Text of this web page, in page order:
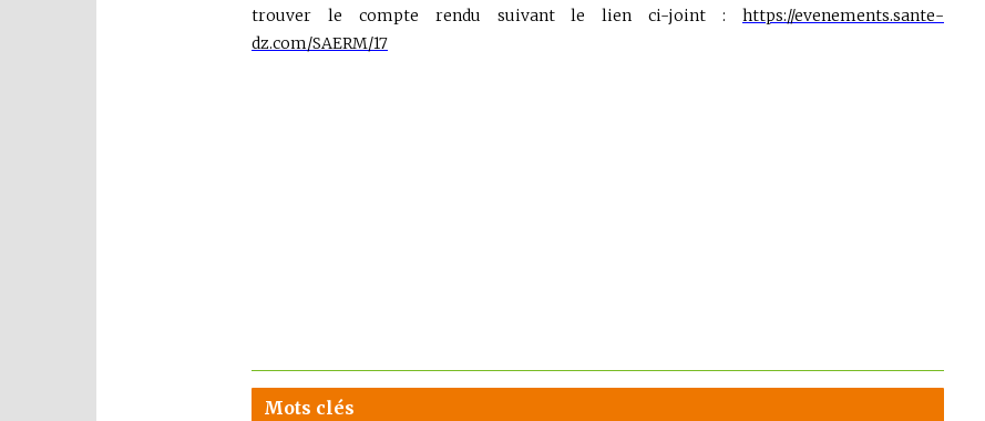
trouver le compte rendu suivant le lien ci-joint : https://evenements.sante-
dz.com/SAERM/17
Mots clés